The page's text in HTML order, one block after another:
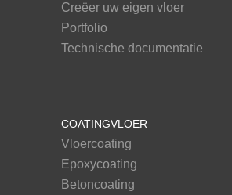
Creëer uw eigen vloer
Portfolio
Technische documentatie
COATINGVLOER
Vloercoating
Epoxycoating
Betoncoating